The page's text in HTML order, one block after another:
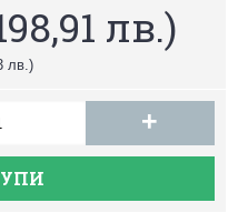
лв.)
лв.)
+